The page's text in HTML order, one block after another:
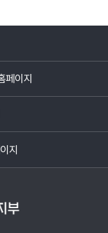
페이지
지